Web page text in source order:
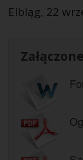
Elbląg, 22